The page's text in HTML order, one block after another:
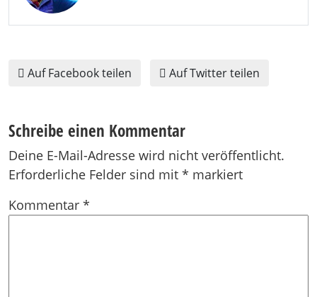
Auf Facebook teilen Auf Twitter teilen
Schreibe einen Kommentar
Deine E-Mail-Adresse wird nicht veröffentlicht.
Erforderliche Felder sind mit * markiert
Kommentar *